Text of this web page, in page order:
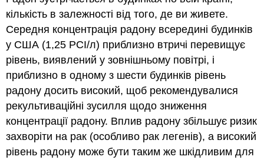
кількість в залежності від того, де ви живете.
Середня концентрація радону всередині будинків
у США (1,25 PCI/л) приблизно втричі перевищує
рівень, виявлений у зовнішньому повітрі, і
приблизно в одному з шести будинків рівень
радону досить високий, щоб рекомендувалися
рекультиваційні зусилля щодо зниження
концентрації радону. Вплив радону збільшує ризик
захворіти на рак (особливо рак легенів), а високий
рівень радону може бути таким же шкідливим для